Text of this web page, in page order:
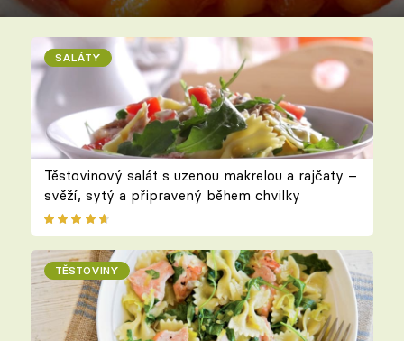
SALÁTY
Těstovinový salát s uzenou makrelou a rajčaty –
svěží, sytý a připravený během chvilky
TĚSTOVINY